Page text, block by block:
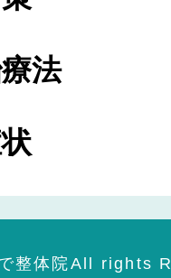
法
整体院All rights